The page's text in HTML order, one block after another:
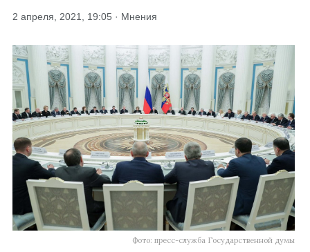
2 апреля, 2021, 19:05 · Мнения
Фото: пресс-служба Государственной думы